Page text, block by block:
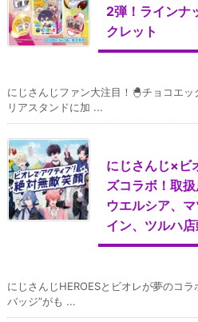
2弾！ラインナ
クレット
にじさんじファン大注目！🐣チョコエ
リアスタンドに加 ...
にじさんじ×ビ
ズコラボ！取
ウエルシア、
イン、ツルハ
にじさんじHEROESとビオレが夢のコ
バッジ”がも ...